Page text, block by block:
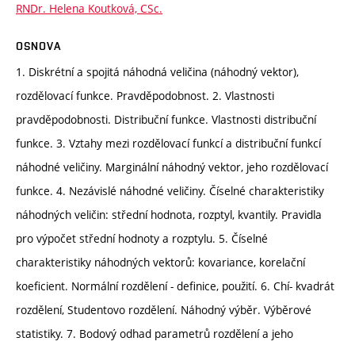
RNDr. Helena Koutková, CSc.
OSNOVA
1. Diskrétní a spojitá náhodná veličina (náhodný vektor),
rozdělovací funkce. Pravděpodobnost. 2. Vlastnosti
pravděpodobnosti. Distribuční funkce. Vlastnosti distribuční
funkce. 3. Vztahy mezi rozdělovací funkcí a distribuční funkcí
náhodné veličiny. Marginální náhodný vektor, jeho rozdělovací
funkce. 4. Nezávislé náhodné veličiny. Číselné charakteristiky
náhodných veličin: střední hodnota, rozptyl, kvantily. Pravidla
pro výpočet střední hodnoty a rozptylu. 5. Číselné
charakteristiky náhodných vektorů: kovariance, korelační
koeficient. Normální rozdělení - definice, použití. 6. Chí- kvadrát
rozdělení, Studentovo rozdělení. Náhodný výběr. Výběrové
statistiky. 7. Bodový odhad parametrů rozdělení a jeho